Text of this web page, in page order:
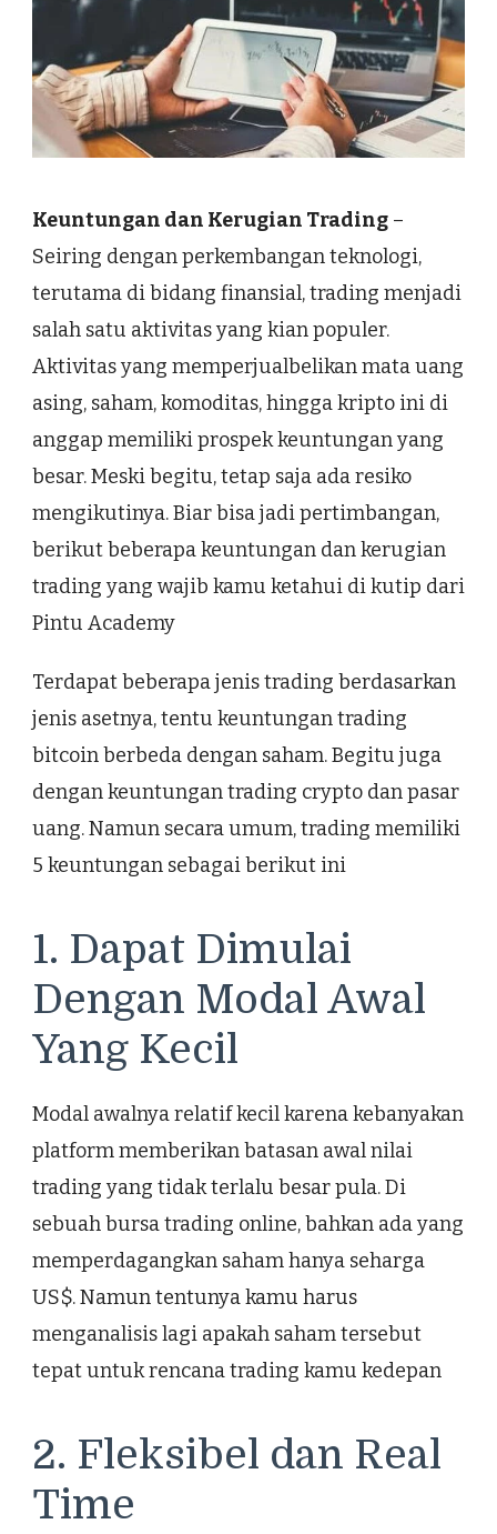
Keuntungan dan Kerugian Trading –
Seiring dengan perkembangan teknologi,
terutama di bidang finansial, trading menjadi
salah satu aktivitas yang kian populer.
Aktivitas yang memperjualbelikan mata uang
asing, saham, komoditas, hingga kripto ini di
anggap memiliki prospek keuntungan yang
besar. Meski begitu, tetap saja ada resiko
mengikutinya. Biar bisa jadi pertimbangan,
berikut beberapa keuntungan dan kerugian
trading yang wajib kamu ketahui di kutip dari
Pintu Academy
Terdapat beberapa jenis trading berdasarkan
jenis asetnya, tentu keuntungan trading
bitcoin berbeda dengan saham. Begitu juga
dengan keuntungan trading crypto dan pasar
uang. Namun secara umum, trading memiliki
5 keuntungan sebagai berikut ini
1. Dapat Dimulai
Dengan Modal Awal
Yang Kecil
Modal awalnya relatif kecil karena kebanyakan
platform memberikan batasan awal nilai
trading yang tidak terlalu besar pula. Di
sebuah bursa trading online, bahkan ada yang
memperdagangkan saham hanya seharga
US$. Namun tentunya kamu harus
menganalisis lagi apakah saham tersebut
tepat untuk rencana trading kamu kedepan
2. Fleksibel dan Real
Time